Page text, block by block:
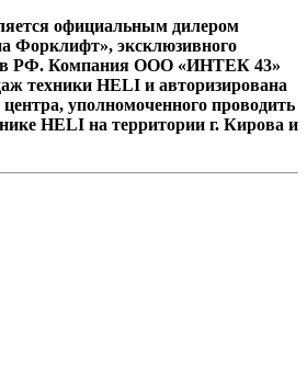
официальным дилером
Форклифт», эксклюзивного
в РФ. Компания ООО «ИНТЕК 43»
техники HELI и авторизирована
центра, уполномоченного проводить
HELI на территории г. Кирова и